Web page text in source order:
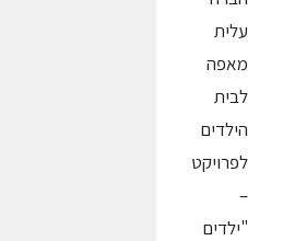
עלית
מאפה
לבית
הילדים
לפרויקט
–
"ילדים